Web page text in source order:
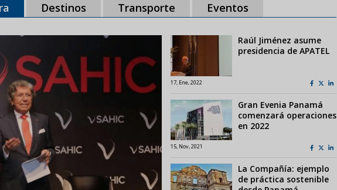
Destinos Transporte Eventos
Raúl Jiménez asume
presidencia de APATEL
17, Ene, 2022
Gran Evenia Panamá
comenzará operaciones
en 2022
15, Nov, 2021
La Compañía: ejemplo
de práctica sostenible